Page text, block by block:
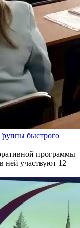
быстрого
программы
ней участвуют 12